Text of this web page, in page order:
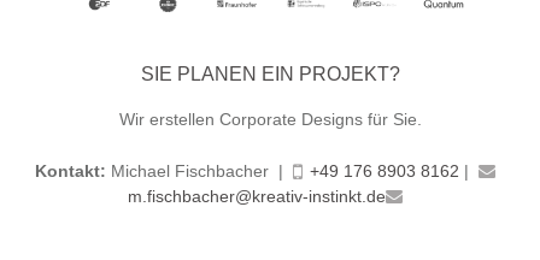
SIE PLANEN EIN PROJEKT?
Wir erstellen Corporate Designs für Sie.
Kontakt: Michael Fischbacher | +49 176 8903 8162 |
m.fischbacher@kreativ-instinkt.de